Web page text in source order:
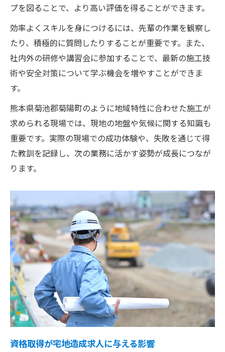
プを図ることで、より高い評価を得ることができます。
効率よくスキルを身につけるには、先輩の作業を観察し
たり、積極的に質問したりすることが重要です。また、
社内外の研修や講習会に参加することで、最新の施工技
術や安全対策について学ぶ機会を増やすことができま
す。
熊本県菊池郡菊陽町のように地域特性に合わせた施工が
求められる現場では、現地の地盤や気候に関する知識も
重要です。実際の現場での成功体験や、失敗を通じて得
た教訓を記録し、次の業務に活かす姿勢が成長につなが
ります。
資格取得が宅地造成求人に与える影響